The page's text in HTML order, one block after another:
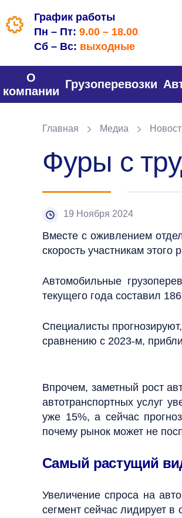
График работы
Пн – Пт: 9.00 – 18.00
Сб – Вс: выходные
О
компании
Грузоперевозки
Главная Медиа
Фуры с
19 Ноября 2024
Вместе с оживлением
скорость участникам
Автомобильные
текущего года составил
Специалисты
сравнению с 2023-м,
Впрочем, заметный рост
автотранспортных услуг
уже 15%, а сейчас
почему рынок может не
Самый растущий
Увеличение спроса на
сегмент сейчас лидирует